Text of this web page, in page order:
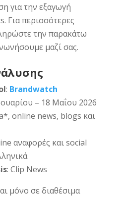
για την εξαγωγή
Για περισσότερες
την παρακάτω
μαζί σας.
: Brandwatch
– 18 Μαΐου 2026
online news, blogs και
αναφορές και social
: Clip News
μόνο σε διαθέσιμα